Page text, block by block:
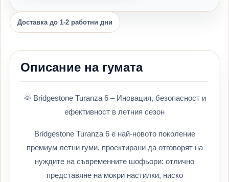
Доставка до 1-2 работни дни
Описание на гумата
🌞 Bridgestone Turanza 6 – Иновация, безопасност и
ефективност в летния сезон
Bridgestone Turanza 6 е най-новото поколение
премиум летни гуми, проектирани да отговорят на
нуждите на съвременните шофьори: отлично
представяне на мокри настилки, ниско